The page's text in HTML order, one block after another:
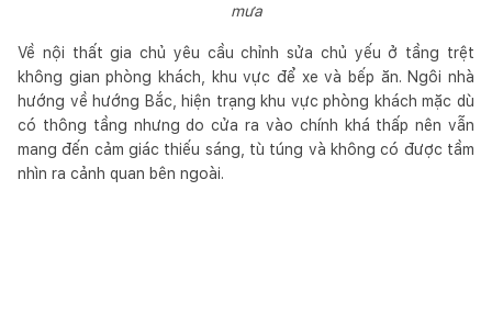
mưa
Về nội thất gia chủ yêu cầu chỉnh sửa chủ yếu ở tầng trệt
không gian phòng khách, khu vực để xe và bếp ăn. Ngôi nhà
hướng về hướng Bắc, hiện trạng khu vực phòng khách mặc dù
có thông tầng nhưng do cửa ra vào chính khá thấp nên vẫn
mang đến cảm giác thiếu sáng, tù túng và không có được tầm
nhìn ra cảnh quan bên ngoài.